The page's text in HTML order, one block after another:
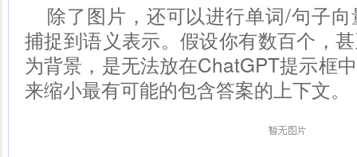
除了图片，还可以进行单词/句子
捕捉到语义表示。假设你有数百个，
为背景，是无法放在ChatGPT提示框
来缩小最有可能的包含答案的上下文。